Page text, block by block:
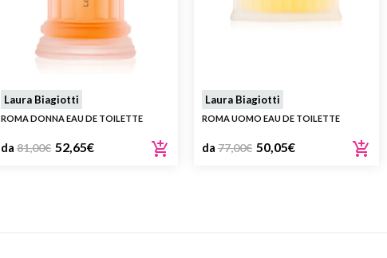
Laura Biagiotti
ROMA DONNA EAU DE TOILETTE
da 81,00€ 52,65€
Laura Biagiotti
ROMA UOMO EAU DE TOILETTE
da 77,00€ 50,05€